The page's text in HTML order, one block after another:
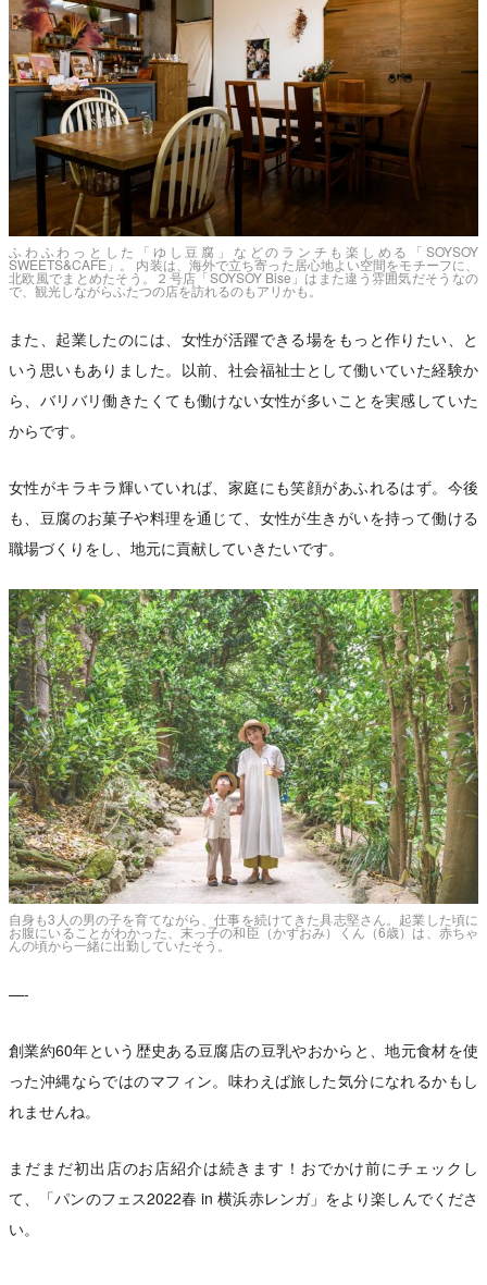
ふわふわっとした「ゆし豆腐」などのランチも楽しめる「SOYSOY
SWEETS&CAFE」。 内装は、海外で立ち寄った居心地よい空間をモチーフに、
北欧風でまとめたそう。２号店「SOYSOY Bise」はまた違う雰囲気だそうなの
で、観光しながらふたつの店を訪れるのもアリかも。
また、起業したのには、女性が活躍できる場をもっと作りたい、と
いう思いもありました。以前、社会福祉士として働いていた経験か
ら、バリバリ働きたくても働けない女性が多いことを実感していた
からです。
女性がキラキラ輝いていれば、家庭にも笑顔があふれるはず。今後
も、豆腐のお菓子や料理を通じて、女性が生きがいを持って働ける
職場づくりをし、地元に貢献していきたいです。
自身も3人の男の子を育てながら、仕事を続けてきた具志堅さん。起業した頃に
お腹にいることがわかった、末っ子の和臣（かずおみ）くん（6歳）は、赤ちゃ
んの頃から一緒に出勤していたそう。
—-
創業約60年という歴史ある豆腐店の豆乳やおからと、地元食材を使
った沖縄ならではのマフィン。味わえば旅した気分になれるかもし
れませんね。
まだまだ初出店のお店紹介は続きます！おでかけ前にチェックし
て、「パンのフェス2022春 in 横浜赤レンガ」をより楽しんでくださ
い。